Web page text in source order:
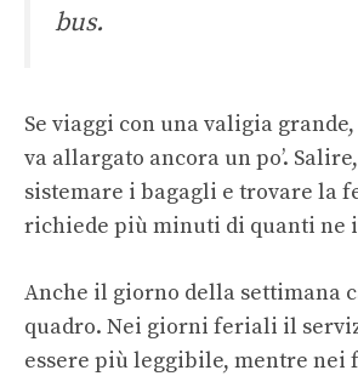
bus.
Se viaggi con una valigia
va allargato ancora un po’.
sistemare i bagagli e trovare la
richiede più minuti di quanti ne
Anche il giorno della settimana
quadro. Nei giorni feriali il
essere più leggibile, mentre nei